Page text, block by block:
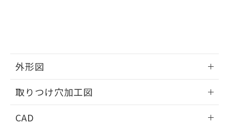
外形図
取りつけ穴加工図
CAD
および当社の共同利用者が、当社の製
引・商談に必要な範囲で利用すること
をご了承ください。
※当社の共同利用者とは、
下記の非含有証明書をダウンロードするこ
とができます。
EU RoHS指令（10物質）の非含有証明書
51物質の非含有証明書（当社基準）